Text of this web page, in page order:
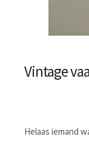
Vintage
Helaas iemand